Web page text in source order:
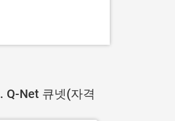
Q-Net 큐넷(자격